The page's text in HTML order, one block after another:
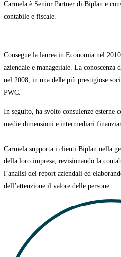
Carmela è Senior Partner di Biplan e
contabile e fiscale.
Consegue la laurea in Economia nel
aziendale e manageriale. La conoscenza
nel 2008, in una delle più prestigiose
PWC.
In seguito, ha svolto consulenze esterne
medie dimensioni e intermediari
Carmela supporta i clienti Biplan nella
della loro impresa, revisionando la
l’analisi dei report aziendali ed
dell’attenzione il valore delle persone.